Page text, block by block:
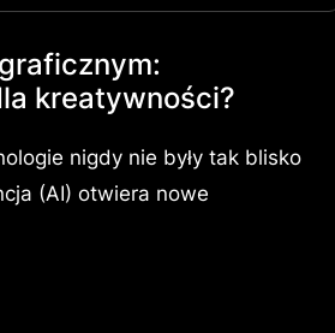
kreatywności?
nigdy nie były tak blisko
(AI) otwiera nowe